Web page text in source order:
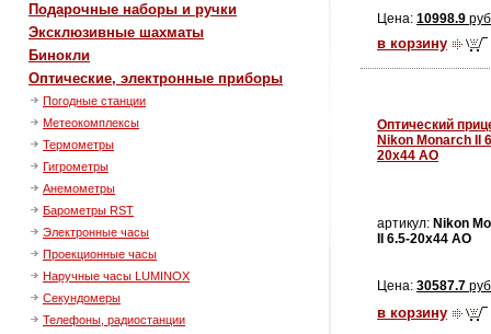
Подарочные наборы и ручки
Эксклюзивные шахматы
Бинокли
Оптические, электронные приборы
Погодные станции
Метеокомплексы
Термометры
Гигрометры
Анемометры
Барометры RST
Электронные часы
Проекционные часы
Наручные часы LUMINOX
Секундомеры
Телефоны, радиостанции
Цена: 10998.9
в корзину
Оптический
Nikon Monarch II
20x44 AO
артикул: Nikon
II 6.5-20x44 AO
Цена: 30587.7
в корзину